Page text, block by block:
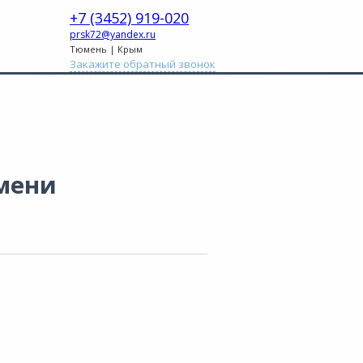
+7 (3452) 919-020
prsk72@yandex.ru
Тюмень | Крым
Закажите обратный звонок